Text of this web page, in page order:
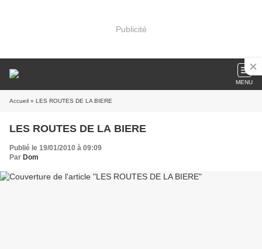
Publicité
MENU
Accueil » LES ROUTES DE LA BIERE
LES ROUTES DE LA BIERE
Publié le 19/01/2010 à 09:09
Par Dom